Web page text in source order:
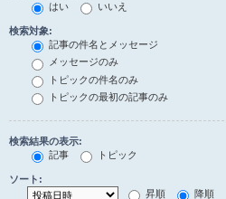
はい
いいえ
検索対象:
記事の件名とメッセージ
メッセージのみ
トピックの件名のみ
トピックの最初の記事のみ
検索結果の表示:
記事
トピック
ソート:
昇順
降順